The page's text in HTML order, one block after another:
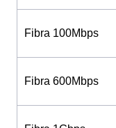
Fibra 100Mbps
Fibra 600Mbps